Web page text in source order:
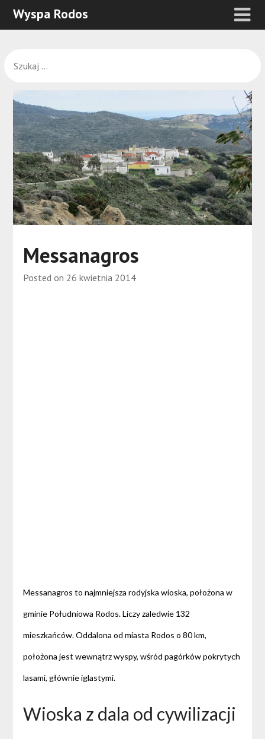
Wyspa Rodos
Messanagros
Posted on 26 kwietnia 2014
Messanagros to najmniejsza rodyjska wioska, położona w
gminie Południowa Rodos. Liczy zaledwie 132
mieszkańców. Oddalona od miasta Rodos o 80 km,
położona jest wewnątrz wyspy, wśród pagórków pokrytych
lasami, głównie iglastymi.
Wioska z dala od cywilizacji